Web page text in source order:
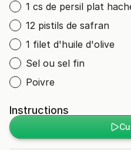
1 cs de persil plat
12 pistils de safran
1 filet d'huile d'olive
Sel ou sel fin
Poivre
Instructions